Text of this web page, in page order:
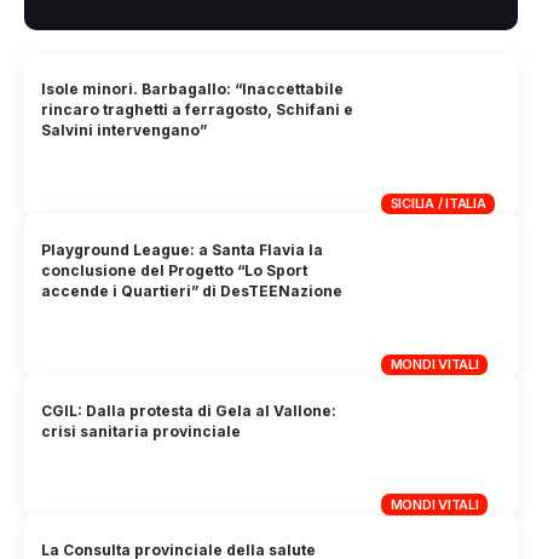
SICILIA / ITALIA
Isole minori. Barbagallo: “Inaccettabile
rincaro traghetti a ferragosto, Schifani e
Salvini intervengano”
MONDI VITALI
Playground League: a Santa Flavia la
conclusione del Progetto “Lo Sport
accende i Quartieri” di DesTEENazione
MONDI VITALI
CGIL: Dalla protesta di Gela al Vallone:
crisi sanitaria provinciale
La Consulta provinciale della salute